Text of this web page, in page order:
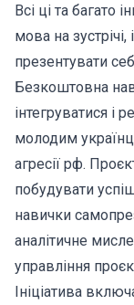
Всі ці та багато
мова на
презентувати
Безкоштовна
інтегруватися і
молодим
агресії рф.
побудувати
навички
аналітичне
управління
Ініціатива